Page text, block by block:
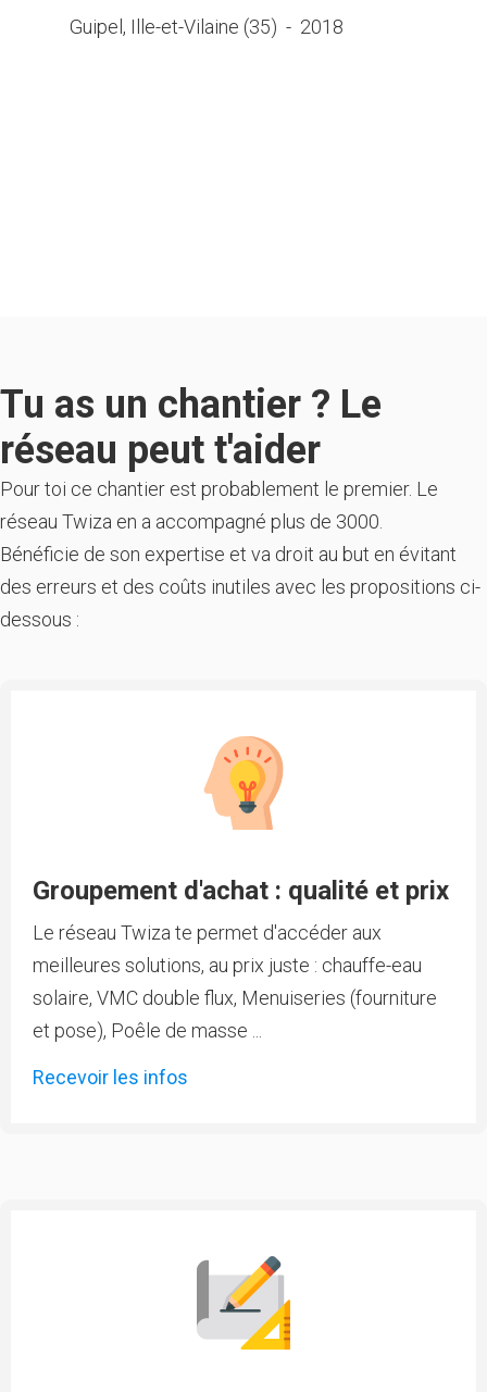
Guipel, Ille-et-Vilaine (35) - 2018
Tu as un chantier ? Le
réseau peut t'aider
Pour toi ce chantier est probablement le premier. Le
réseau Twiza en a accompagné plus de 3000.
Bénéficie de son expertise et va droit au but en évitant
des erreurs et des coûts inutiles avec les propositions ci-
dessous :
Groupement d'achat : qualité et prix
Le réseau Twiza te permet d'accéder aux
meilleures solutions, au prix juste : chauffe-eau
solaire, VMC double flux, Menuiseries (fourniture
et pose), Poêle de masse ...
Recevoir les infos